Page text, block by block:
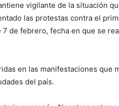
vigilante de la situación
las protestas contra el
de febrero, fecha en que se
en las manifestaciones que
del país.